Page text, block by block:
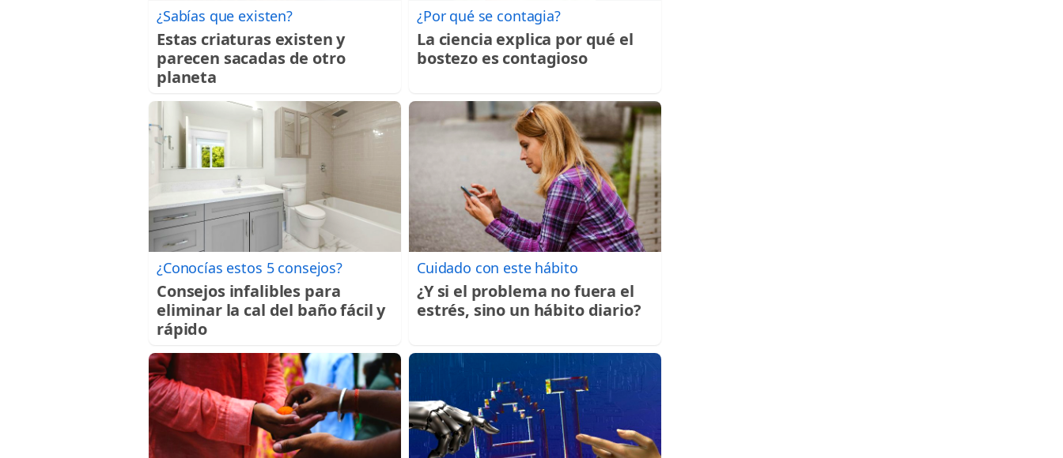
¿Sabías que existen?
Estas criaturas existen y
parecen sacadas de otro
planeta
¿Por qué se contagia?
La ciencia explica por qué el
bostezo es contagioso
¿Conocías estos 5 consejos?
Consejos infalibles para
eliminar la cal del baño fácil y
rápido
Cuidado con este hábito
¿Y si el problema no fuera el
estrés, sino un hábito diario?